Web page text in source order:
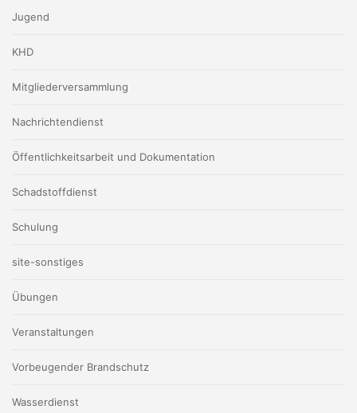
Jugend
KHD
Mitgliederversammlung
Nachrichtendienst
Öffentlichkeitsarbeit und Dokumentation
Schadstoffdienst
Schulung
site-sonstiges
Übungen
Veranstaltungen
Vorbeugender Brandschutz
Wasserdienst